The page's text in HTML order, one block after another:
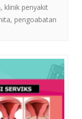
, klinik penyakit
, pengoabatan